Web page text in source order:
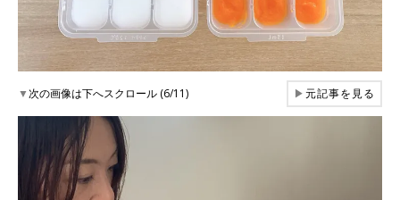
▼次の画像は下へスクロール (6/11) ▶元記事を見る